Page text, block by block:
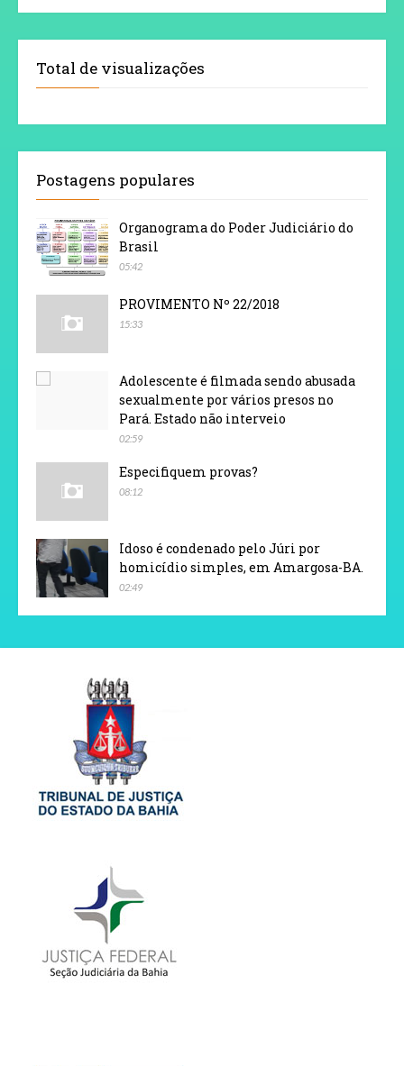
Total de visualizações
Postagens populares
Organograma do Poder Judiciário do
Brasil
05:42
PROVIMENTO Nº 22/2018
15:33
Adolescente é filmada sendo abusada
sexualmente por vários presos no
Pará. Estado não interveio
02:59
Especifiquem provas?
08:12
Idoso é condenado pelo Júri por
homicídio simples, em Amargosa-BA.
02:49